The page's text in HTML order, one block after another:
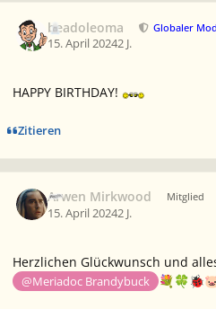
beadoleoma Globaler
15. April 20242 J.
HAPPY BIRTHDAY!
Zitieren
Arwen Mirkwood Mitglied
15. April 20242 J.
Herzlichen Glückwunsch und
@Meriadoc Brandybuck 💐🍀🐞